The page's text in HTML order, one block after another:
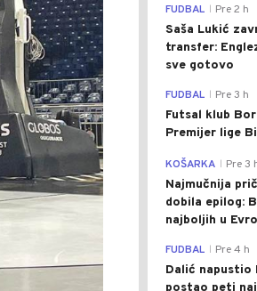
FUDBAL Pre 2 h
Saša Lukić
transfer:
sve gotovo
FUDBAL Pre 3 h
Futsal klub
Premijer lige
KOŠARKA Pre 3
Najmučnija
dobila epilog:
najboljih u
FUDBAL Pre 4 h
Dalić napustio
postao peti